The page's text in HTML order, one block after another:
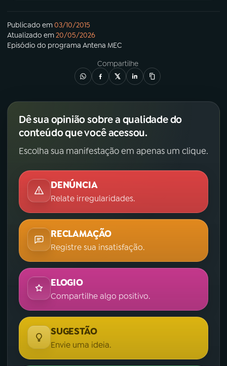
Publicado em03/10/2015
Atualizado em20/05/2026
Episódio do programa Antena MEC
Compartilhe
Dê sua opinião sobre a qualidade do
conteúdo que você acessou.
Escolha sua manifestação em apenas um clique.
DENÚNCIA
Relate irregularidades.
RECLAMAÇÃO
Registre sua insatisfação.
ELOGIO
Compartilhe algo positivo.
SUGESTÃO
Envie uma ideia.